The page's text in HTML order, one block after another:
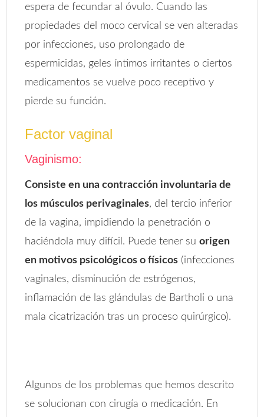
espera de fecundar al óvulo. Cuando las
propiedades del moco cervical se ven alteradas
por infecciones, uso prolongado de
espermicidas, geles íntimos irritantes o ciertos
medicamentos se vuelve poco receptivo y
pierde su función.
Factor vaginal
Vaginismo:
Consiste en una contracción involuntaria de
los músculos perivaginales, del tercio inferior
de la vagina, impidiendo la penetración o
haciéndola muy difícil. Puede tener suorigen
en motivos psicológicos o físicos (infecciones
vaginales, disminución de estrógenos,
inflamación de las glándulas de Bartholi o una
mala cicatrización tras un proceso quirúrgico).
Algunos de los problemas que hemos descrito
se solucionan con cirugía o medicación. En